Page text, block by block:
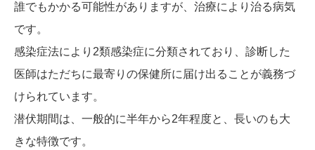
誰でもかかる可能性がありますが、治療により治る病気
です。
感染症法により2類感染症に分類されており、診断した
医師はただちに最寄りの保健所に届け出ることが義務づ
けられています。
潜伏期間は、一般的に半年から2年程度と、長いのも大
きな特徴です。